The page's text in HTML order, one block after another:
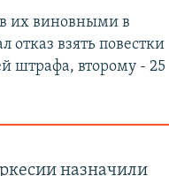
их виновными в
взять повестки
штрафа, второму - 25
назначили